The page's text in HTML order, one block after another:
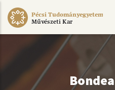
Ugrás
Pécsi Tudományegyetem
Művészeti Kar